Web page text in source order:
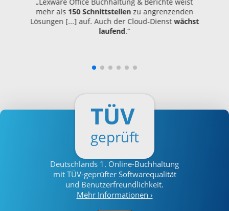
mehr als 150 Schnittstellenzu angrenzenden
Lösungen [...] auf. Auch der Cloud-Dienstwächst
laufend.“
TÜV
geprüft
Deutschlands 1. Online-Buchhaltung
mit TÜV-geprüfter Softwarequalität
und Benutzerfreundlichkeit.
Mehr Informationen ›